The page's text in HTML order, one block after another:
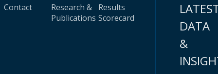
Contact
Research &
Publications
Results
Scorecard
DATA
&